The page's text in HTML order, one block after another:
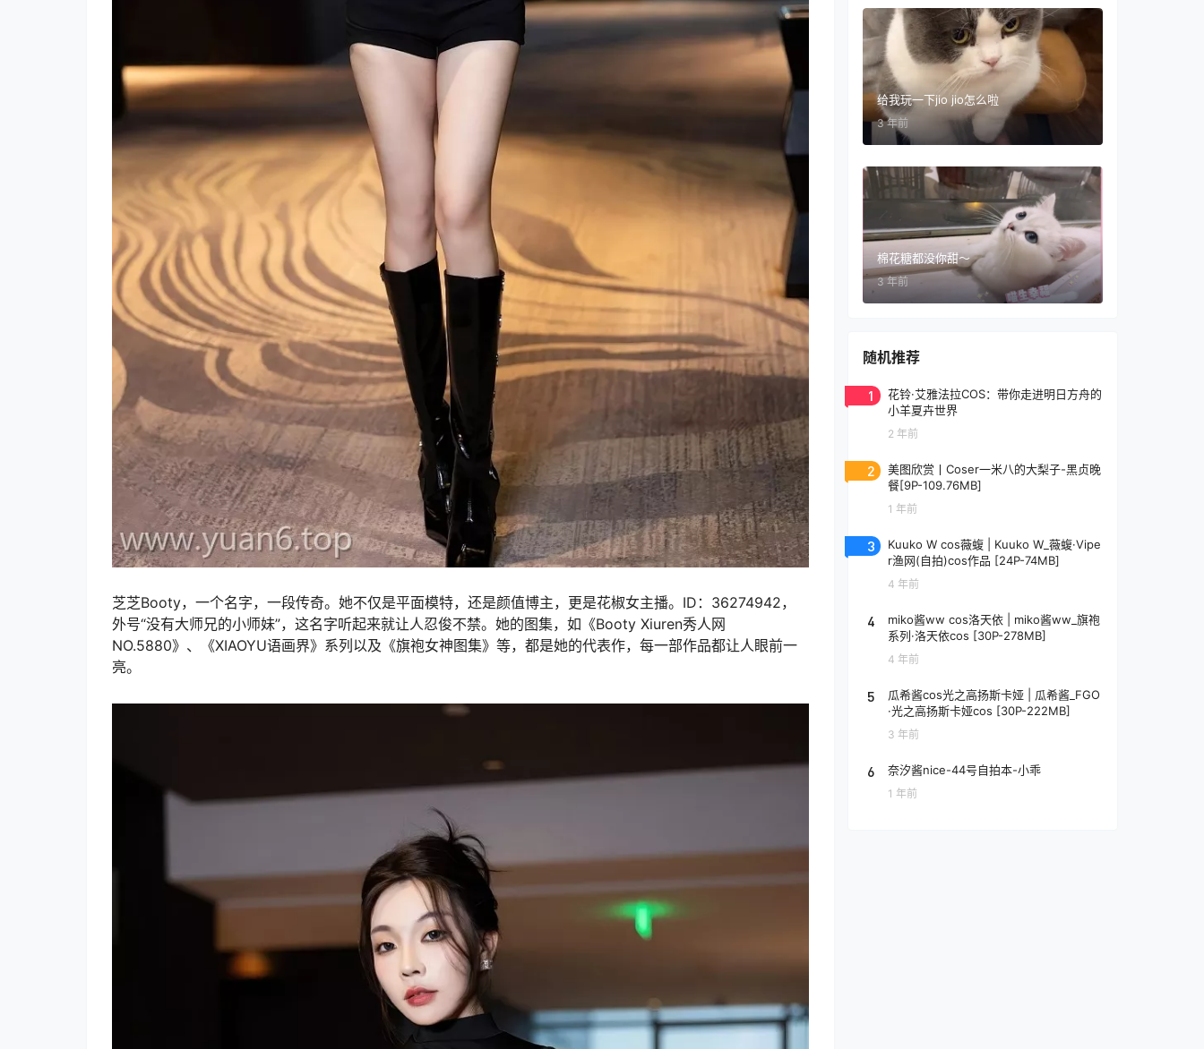
芝芝Booty，一个名字，一段传奇。她不仅是平面模特，还是颜值博主，更是花椒女主播。ID：36274942，
外号“没有大师兄的小师妹”，这名字听起来就让人忍俊不禁。她的图集，如《Booty Xiuren秀人网
NO.5880》、《XIAOYU语画界》系列以及《旗袍女神图集》等，都是她的代表作，每一部作品都让人眼前一
亮。
给我玩一下jio jio怎么啦
3 年前
棉花糖都没你甜～
3 年前
随机推荐
1
花铃·艾雅法拉COS：带你走进明日方舟的
小羊夏卉世界
2 年前
2
美图欣赏丨Coser一米八的大梨子-黑贞晚
餐[9P-109.76MB]
1 年前
3
Kuuko W cos薇蝮 | Kuuko W_薇蝮·Vipe
r渔网(自拍)cos作品 [24P-74MB]
4 年前
4
miko酱ww cos洛天依 | miko酱ww_旗袍
系列·洛天依cos [30P-278MB]
4 年前
5
瓜希酱cos光之高扬斯卡娅 | 瓜希酱_FGO
·光之高扬斯卡娅cos [30P-222MB]
3 年前
6 奈汐酱nice-44号自拍本-小乖
1 年前